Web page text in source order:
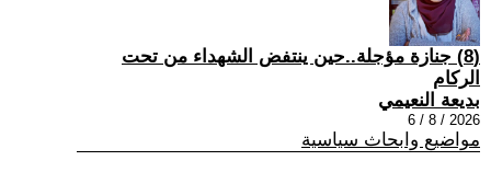
(8) جنازة مؤجلة..حين ينتفض الشهداء من تحت
الركام
بديعة النعيمي
2026 / 8 / 6
مواضيع وابحاث سياسية